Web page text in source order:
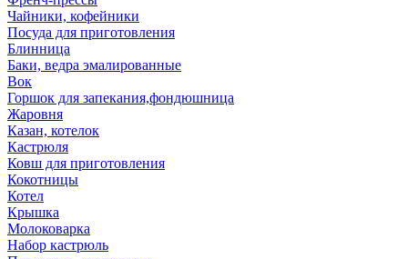
Чайники, кофейники
Посуда для приготовления
Блинница
Баки, ведра эмалированные
Вок
Горшок для запекания,фондюшница
Жаровня
Казан, котелок
Кастрюля
Ковш для приготовления
Кокотницы
Котел
Крышка
Молоковарка
Набор кастрюль